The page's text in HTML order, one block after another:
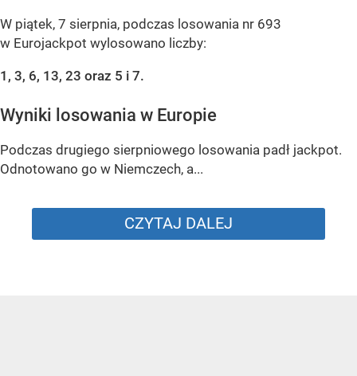
W piątek, 7 sierpnia, podczas losowania nr 693
w Eurojackpot wylosowano liczby:
1, 3, 6, 13, 23 oraz 5 i 7.
Wyniki losowania w Europie
Podczas drugiego sierpniowego losowania padł jackpot.
Odnotowano go w Niemczech, a...
CZYTAJ DALEJ